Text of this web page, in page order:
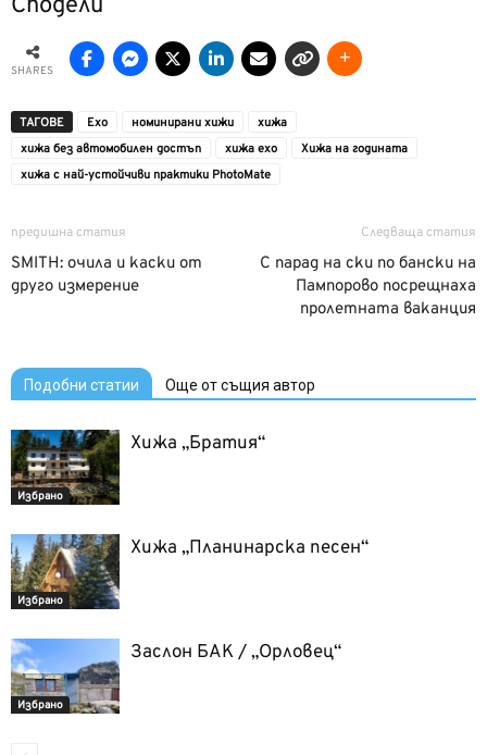
SHARES
ТАГОВЕ Ехо номинирани хижи
хижа
хижа без автомобилен достъп
хижа ехо
Хижа на годината
хижа с най-устойчиви практики PhotoMate
предишна статия
SMITH: очила и каски от
друго измерение
Следваща статия
С парад на ски по бански на
Пампорово посрещнаха
пролетната ваканция
Подобни статии Още от същия автор
Избрано
Хижа „Братия“
Избрано
Хижа „Планинарска песен“
Избрано
Заслон БАК / „Орловец“